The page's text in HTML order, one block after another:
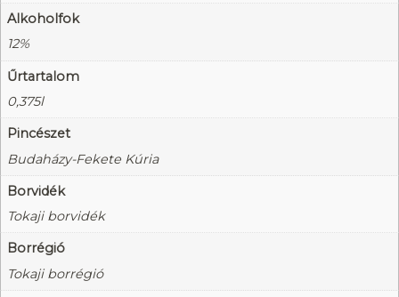
Alkoholfok
12%
Űrtartalom
0,375l
Pincészet
Budaházy-Fekete Kúria
Borvidék
Tokaji borvidék
Borrégió
Tokaji borrégió